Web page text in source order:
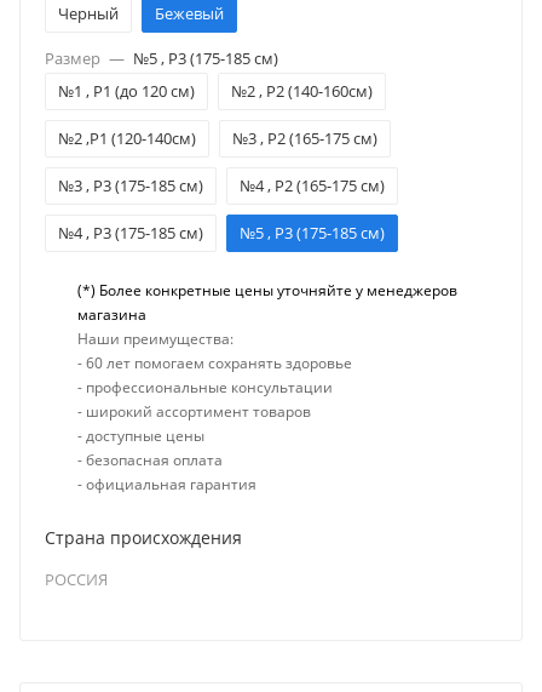
Черный
Бежевый
Размер — №5 , Р3 (175-185 см)
№1 , Р1 (до 120 см)
№2 , Р2 (140-160см)
№2 ,Р1 (120-140см) №3 , Р2 (165-175 см)
№3 , Р3 (175-185 см) №4 , Р2 (165-175 см)
№4 , Р3 (175-185 см) №5 , Р3 (175-185 см)
(*) Более конкретные цены уточняйте у менеджеров
магазина
Наши преимущества:
- 60 лет помогаем сохранять здоровье
- профессиональные консультации
- широкий ассортимент товаров
- доступные цены
- безопасная оплата
- официальная гарантия
Страна происхождения
РОССИЯ